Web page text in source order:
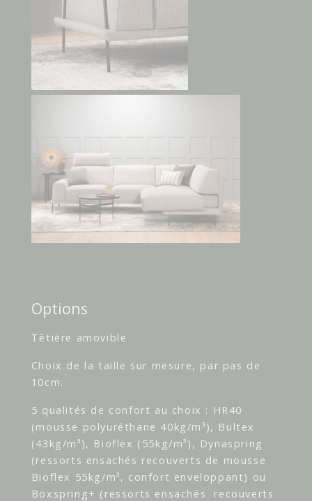
Options
Têtière amovible
Choix de la taille sur mesure, par pas de
10cm.
5 qualités de confort au choix : HR40
(mousse polyuréthane 40kg/m³), Bultex
(43kg/m³), Bioflex (55kg/m³), Dynaspring
(ressorts ensachés recouverts de mousse
Bioflex 55kg/m³, confort enveloppant) ou
Boxspring+ (ressorts ensachés recouverts